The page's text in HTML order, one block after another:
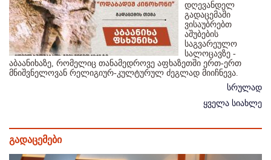
დღევანდელ
გადაცემაში
ვისაუბრებთ
აშუბების
საგვარეულო
სალოცავზე -
აბაანიხაზე, რომელიც თანამედროვე აფხაზეთში ერთ-ერთ
მნიშვნელოვან რელიგიურ-კულტურულ ძეგლად მიიჩნევა.
სრულად
ყველა სიახლე
გადაცემები